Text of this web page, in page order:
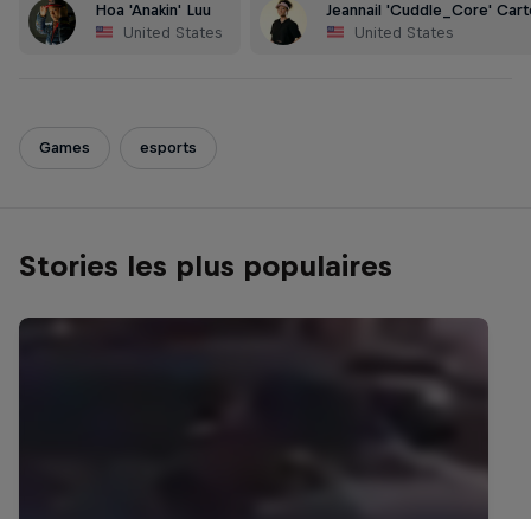
Hoa 'Anakin' Luu
United States
Jeannail 'Cuddle_Core'
United States
Games esports
Stories les plus populaires